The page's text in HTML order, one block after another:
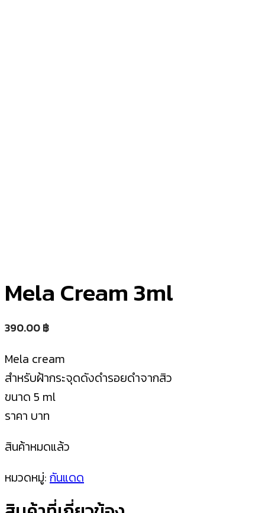
Mela Cream 3ml
390.00฿
Mela cream
สำหรับฝ้ากระจุดดังดำรอยดำจากสิว
ขนาด 5 ml
ราคา บาท
สินค้าหมดแล้ว
หมวดหมู่: กันแดด